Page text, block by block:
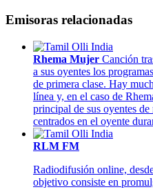
Emisoras relacionadas
Rhema Mujer Canción
a sus oyentes los
de primera clase. Hay
línea y, en el caso de
principal de sus oyentes
centrados en el oyente
RLM FM
Radiodifusión online,
objetivo consiste en